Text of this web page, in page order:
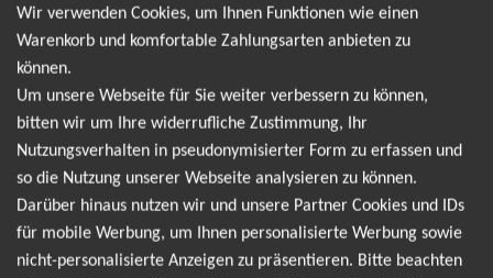
Leider gibt es aktuell von Dermot Kennedy keine
Termine. Wir informieren dich jedoch gerne
direkt, sobald es neue Termine gibt. Einfach hier
für den Dermot Kennedy Newsletter anmelden
und keine Angebote und Tourdaten mehr
verpassen!
Ich möchte den regelmäßig erscheinenden Newsletter
Wir verwenden Cookies, um Ihnen Funktionen wie einen
Warenkorb und komfortable Zahlungsarten anbieten zu
können.
Um unsere Webseite für Sie weiter verbessern zu können,
bitten wir um Ihre widerrufliche Zustimmung, Ihr
Nutzungsverhalten in pseudonymisierter Form zu erfassen und
so die Nutzung unserer Webseite analysieren zu können.
Darüber hinaus nutzen wir und unsere Partner Cookies und IDs
für mobile Werbung, um Ihnen personalisierte Werbung sowie
nicht-personalisierte Anzeigen zu präsentieren. Bitte beachten